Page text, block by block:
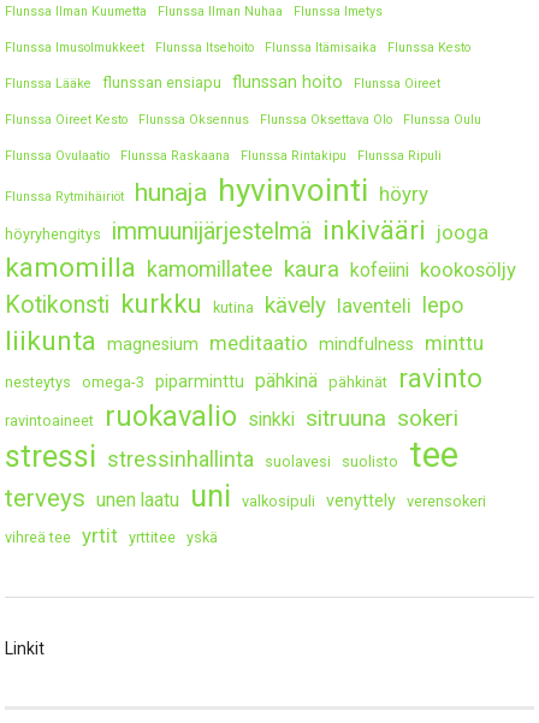
Flunssa Ilman Kuumetta Flunssa Ilman Nuhaa Flunssa Imetys
Flunssa Imusolmukkeet Flunssa Itsehoito Flunssa Itämisaika Flunssa Kesto
Flunssa Lääke flunssan ensiapu flunssan hoito Flunssa Oireet
Flunssa Oireet Kesto Flunssa Oksennus Flunssa Oksettava Olo Flunssa Oulu
Flunssa Ovulaatio Flunssa Raskaana Flunssa Rintakipu Flunssa Ripuli
Flunssa Rytmihäiriöt hunaja hyvinvointi höyry
höyryhengitys immuunijärjestelmä inkivääri jooga
kamomilla kamomillatee kaura kofeiini kookosöljy
Kotikonsti kurkku kutina kävely laventeli lepo
liikunta magnesium meditaatio mindfulness minttu
nesteytys omega-3 piparminttu pähkinä pähkinät ravinto
ravintoaineet ruokavalio sinkki sitruuna sokeri
stressi stressinhallinta suolavesi suolisto tee
terveys unen laatu uni valkosipuli venyttely
verensokeri
vihreä tee
yrtit yrttitee yskä
Linkit